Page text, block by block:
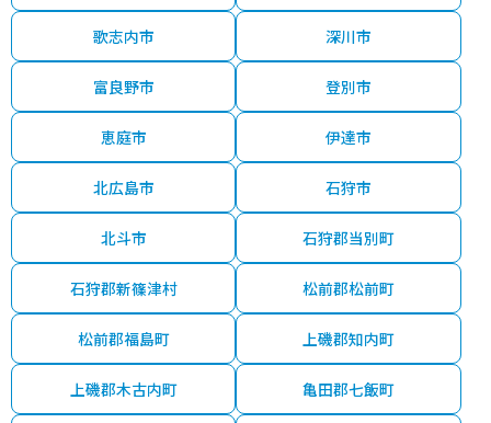
歌志内市 深川市
富良野市 登別市
恵庭市 伊達市
北広島市 石狩市
北斗市 石狩郡当別町
石狩郡新篠津村 松前郡松前町
松前郡福島町 上磯郡知内町
上磯郡木古内町 亀田郡七飯町